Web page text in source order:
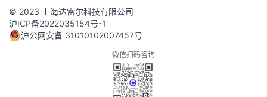
© 2023 上海达雷尔科技有限公司
沪ICP备2022035154号-1
沪公网安备 31010102007457号
微信扫码咨询